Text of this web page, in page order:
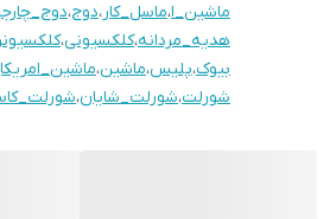
ماشین_ا،ماسل_کار،دوج،
هدیه_مردانه،کلکسیونی،
بیوک،پلیس،ماشین،
شورلت،شورلت_شایان،